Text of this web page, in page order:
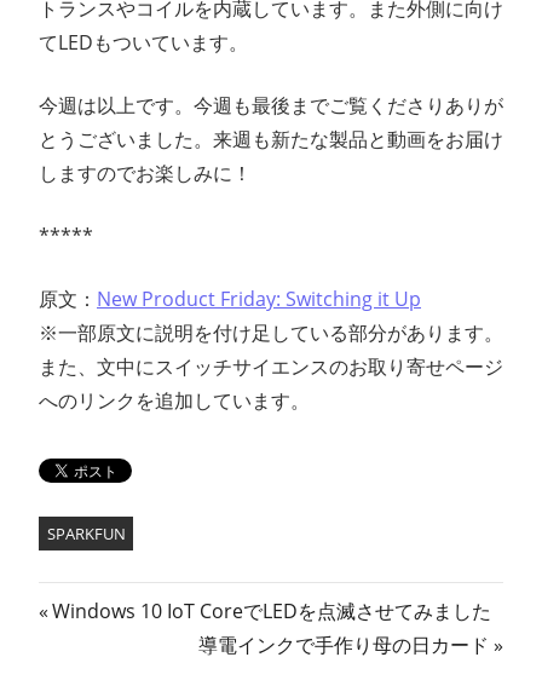
トランスやコイルを内蔵しています。また外側に向け
てLEDもついています。
今週は以上です。今週も最後までご覧くださりありが
とうございました。来週も新たな製品と動画をお届け
しますのでお楽しみに！
*****
原文： New Product Friday: Switching it Up
※一部原文に説明を付け足している部分があります。
また、文中にスイッチサイエンスのお取り寄せページ
へのリンクを追加しています。
SPARKFUN
投
前
Windows 10 IoT CoreでLEDを点滅させてみました
次
導電インクで手作り母の日カード